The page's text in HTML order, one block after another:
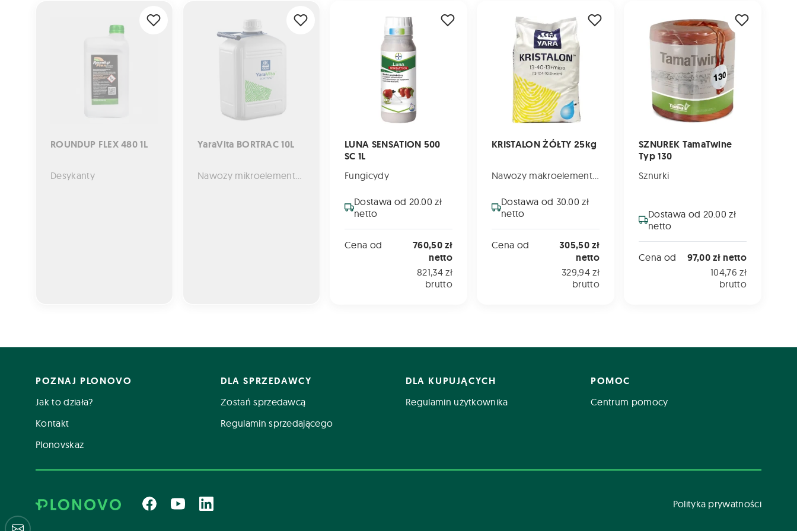
ROUNDUP FLEX 480 1L
Desykanty
YaraVita BORTRAC 10L
LUNA SENSATION 500
SC 1L
Fungicydy
Dostawa od 20.00 zł
netto
Cena od
760,50 zł
netto
821,34 zł
brutto
KRISTALON ŻÓŁTY 25kg
Dostawa od 30.00 zł
netto
Cena od
305,50 zł
netto
329,94 zł
brutto
SZNUREK TamaTwine
Typ 130
Sznurki
Dostawa od 20.00 zł
netto
Cena od 97,00 zł netto
104,76 zł
brutto
POZNAJ PLONOVO
Jak to działa?
Kontakt
Plonovskaz
DLA SPRZEDAWCY
Zostań sprzedawcą
Regulamin sprzedającego
DLA KUPUJĄCYCH
Regulamin użytkownika
POMOC
Centrum pomocy
Polityka prywatności